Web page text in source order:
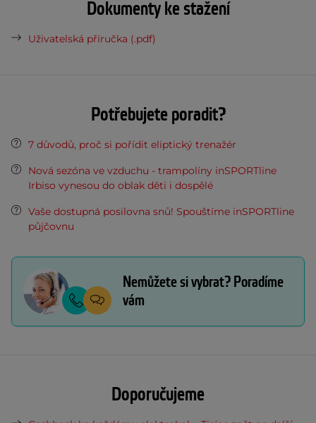
Dokumenty ke stažení
Uživatelská příručka (.pdf)
Potřebujete poradit?
7 důvodů, proč si pořídit eliptický trenažér
Nová sezóna ve vzduchu - trampolíny inSPORTline
Irbiso vynesou do oblak děti i dospělé
Vaše dostupná posilovna snů! Spouštíme inSPORTline
půjčovnu
Nemůžete si vybrat? Poradíme
vám
Doporučujeme